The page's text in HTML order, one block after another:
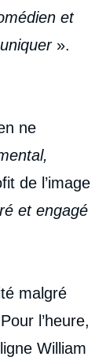
et
».
ne
de l’image
et engagé
malgré
l’heure,
William